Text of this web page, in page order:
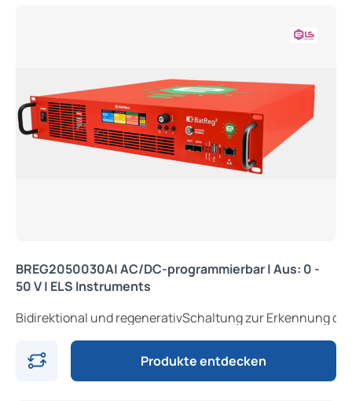
BREG2050030A| AC/DC-programmierbar | Aus: 0 -
50 V | ELS Instruments
Bidirektional und regenerativSchaltung
Produkte entdecken